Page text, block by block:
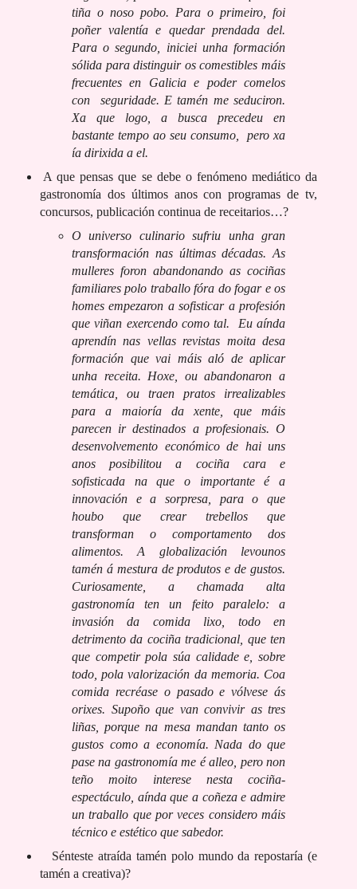
tiña o noso pobo. Para o primeiro, foi
poñer valentía e quedar prendada del.
Para o segundo, iniciei unha formación
sólida para distinguir os comestibles máis
frecuentes en Galicia e poder comelos
con seguridade. E tamén me seduciron.
Xa que logo, a busca precedeu en
bastante tempo ao seu consumo, pero xa
ía dirixida a el.
A que pensas que se debe o fenómeno mediático da
gastronomía dos últimos anos con programas de tv,
concursos, publicación continua de receitarios…?
O universo culinario sufriu unha gran
transformación nas últimas décadas. As
mulleres foron abandonando as cociñas
familiares polo traballo fóra do fogar e os
homes empezaron a sofisticar a profesión
que viñan exercendo como tal.
Eu aínda
aprendín nas vellas revistas moita desa
formación que vai máis aló de aplicar
unha receita. Hoxe, ou abandonaron a
temática, ou traen pratos irrealizables
para a maioría da xente, que máis
parecen ir destinados a profesionais. O
desenvolvemento económico de hai uns
anos posibilitou a cociña cara e
sofisticada na que o importante é a
innovación e a sorpresa, para o que
houbo que crear trebellos que
transforman o comportamento dos
alimentos. A globalización levounos
tamén á mestura de produtos e de gustos.
Curiosamente, a chamada alta
gastronomía ten un feito paralelo: a
invasión da comida lixo, todo en
detrimento da cociña tradicional, que ten
que competir pola súa calidade e, sobre
todo, pola valorización da memoria. Coa
comida recréase o pasado e vólvese ás
orixes. Supoño que van convivir as tres
liñas, porque na mesa mandan tanto os
gustos como a economía. Nada do que
pase na gastronomía me é alleo, pero non
teño moito interese nesta cociña-
espectáculo, aínda que a coñeza e admire
un traballo que por veces considero máis
técnico e estético que sabedor.
Sénteste atraída tamén polo mundo da repostaría (e
tamén a creativa)?